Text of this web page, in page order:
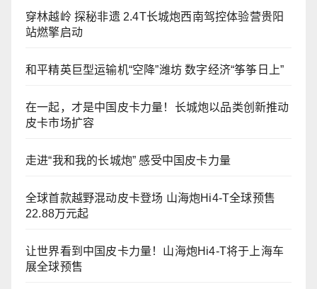
穿林越岭 探秘非遗 2.4T长城炮西南驾控体验营贵阳
站燃擎启动
和平精英巨型运输机“空降”潍坊 数字经济“筝筝日上”
在一起，才是中国皮卡力量！长城炮以品类创新推动
皮卡市场扩容
走进“我和我的长城炮” 感受中国皮卡力量
全球首款越野混动皮卡登场 山海炮Hi4-T全球预售
22.88万元起
让世界看到中国皮卡力量！山海炮Hi4-T将于上海车
展全球预售